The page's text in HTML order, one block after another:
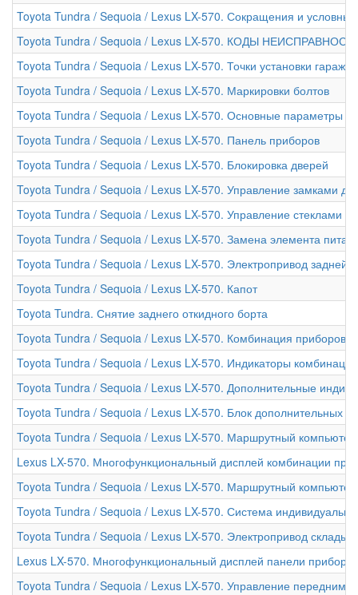
Toyota Tundra / Sequoia / Lexus LX-570. Сокращения и условные
Toyota Tundra / Sequoia / Lexus LX-570. КОДЫ
Toyota Tundra / Sequoia / Lexus LX-570. Точки установки
Toyota Tundra / Sequoia / Lexus LX-570. Маркировки болтов
Toyota Tundra / Sequoia / Lexus LX-570. Основные параметры
Toyota Tundra / Sequoia / Lexus LX-570. Панель приборов
Toyota Tundra / Sequoia / Lexus LX-570. Блокировка дверей
Toyota Tundra / Sequoia / Lexus LX-570. Управление замками
Toyota Tundra / Sequoia / Lexus LX-570. Управление стеклами
Toyota Tundra / Sequoia / Lexus LX-570. Замена элемента
Toyota Tundra / Sequoia / Lexus LX-570. Электропривод задней
Toyota Tundra / Sequoia / Lexus LX-570. Капот
Toyota Tundra. Снятие заднего откидного борта
Toyota Tundra / Sequoia / Lexus LX-570. Комбинация приборов
Toyota Tundra / Sequoia / Lexus LX-570. Индикаторы
Toyota Tundra / Sequoia / Lexus LX-570. Дополнительные
Toyota Tundra / Sequoia / Lexus LX-570. Блок дополнительных
Toyota Tundra / Sequoia / Lexus LX-570. Маршрутный компьютер
Lexus LX-570. Многофункциональный дисплей комбинации
Toyota Tundra / Sequoia / Lexus LX-570. Маршрутный компьютер
Toyota Tundra / Sequoia / Lexus LX-570. Система
Toyota Tundra / Sequoia / Lexus LX-570. Электропривод
Lexus LX-570. Многофункциональный дисплей панели приборов
Toyota Tundra / Sequoia / Lexus LX-570. Управление передним